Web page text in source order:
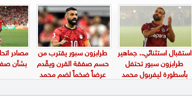
استقبال استثنائي.. جماهير
طرابزون سبور تحتفل
بأسطورة ليفربول محمد
طرابزون سبور يقترب من
حسم صفقة القرن ويقّدم
عرضاً ضخماً لضم محمد
مصادر
بشأن